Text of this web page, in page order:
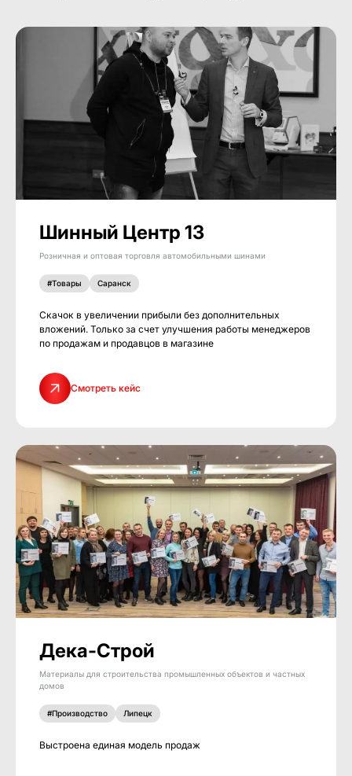
Шинный Центр 13
Розничная и оптовая торговля автомобильными шинами
#Товары Саранск
Скачок в увеличении прибыли без дополнительных
вложений. Только за счет улучшения работы менеджеров
по продажам и продавцов в магазине
Смотреть кейс
Дека-Строй
Материалы для строительства промышленных объектов и частных
домов
#Производство Липецк
Выстроена единая модель продаж